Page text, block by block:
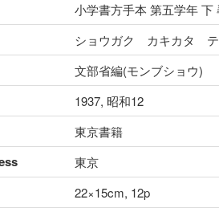
小学書方手本 第五学年 下
ショウガク カキカタ
文部省編(モンブショウ)
1937, 昭和12
東京書籍
東京
22×15cm, 12p